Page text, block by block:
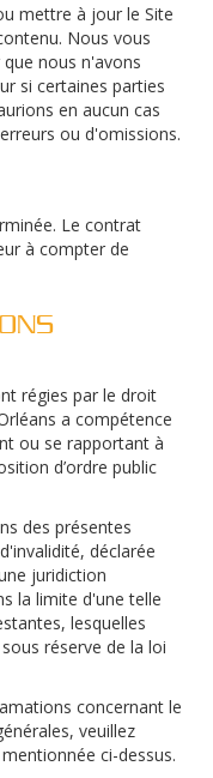
mettre à jour le Site
Nous vous
nous n'avons
si certaines parties
en aucun cas
ou d'omissions.
Le contrat
à compter de
régies par le droit
a compétence
ou se rapportant à
d’ordre public
des présentes
déclarée
juridiction
la limite d'une telle
lesquelles
réserve de la loi
concernant le
veuillez
ci-dessus.